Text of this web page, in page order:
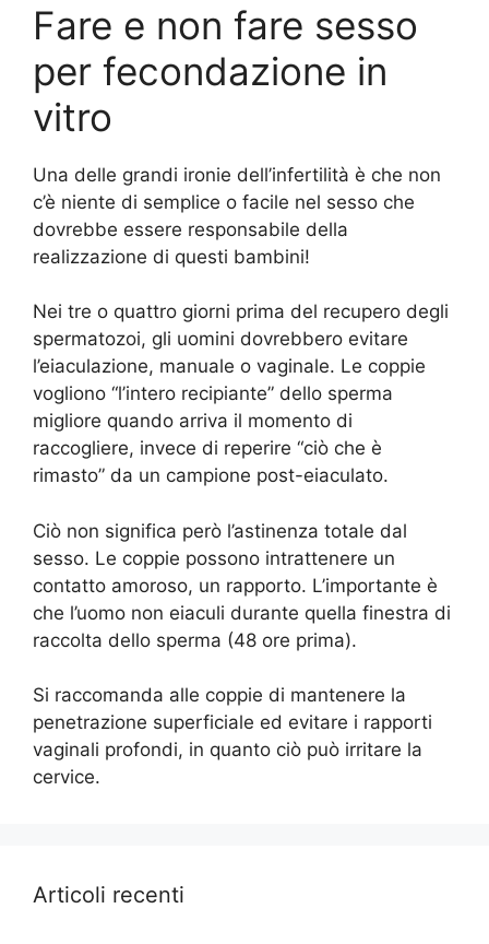
Fare e non fare sesso
per fecondazione in
vitro
Una delle grandi ironie dell’infertilità è che non
c’è niente di semplice o facile nel sesso che
dovrebbe essere responsabile della
realizzazione di questi bambini!
Nei tre o quattro giorni prima del recupero degli
spermatozoi, gli uomini dovrebbero evitare
l’eiaculazione, manuale o vaginale. Le coppie
vogliono “l’intero recipiante” dello sperma
migliore quando arriva il momento di
raccogliere, invece di reperire “ciò che è
rimasto” da un campione post-eiaculato.
Ciò non significa però l’astinenza totale dal
sesso. Le coppie possono intrattenere un
contatto amoroso, un rapporto. L’importante è
che l’uomo non eiaculi durante quella finestra di
raccolta dello sperma (48 ore prima).
Si raccomanda alle coppie di mantenere la
penetrazione superficiale ed evitare i rapporti
vaginali profondi, in quanto ciò può irritare la
cervice.
Articoli recenti